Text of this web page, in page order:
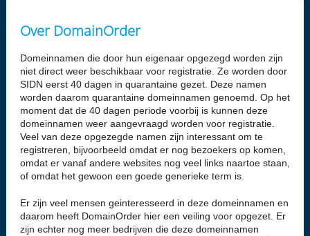
Over DomainOrder
Domeinnamen die door hun eigenaar opgezegd worden zijn
niet direct weer beschikbaar voor registratie. Ze worden door
SIDN eerst 40 dagen in quarantaine gezet. Deze namen
worden daarom quarantaine domeinnamen genoemd. Op het
moment dat de 40 dagen periode voorbij is kunnen deze
domeinnamen weer aangevraagd worden voor registratie.
Veel van deze opgezegde namen zijn interessant om te
registreren, bijvoorbeeld omdat er nog bezoekers op komen,
omdat er vanaf andere websites nog veel links naartoe staan,
of omdat het gewoon een goede generieke term is.
Er zijn veel mensen geinteresseerd in deze domeinnamen en
daarom heeft DomainOrder hier een veiling voor opgezet. Er
zijn echter nog meer bedrijven die deze domeinnamen